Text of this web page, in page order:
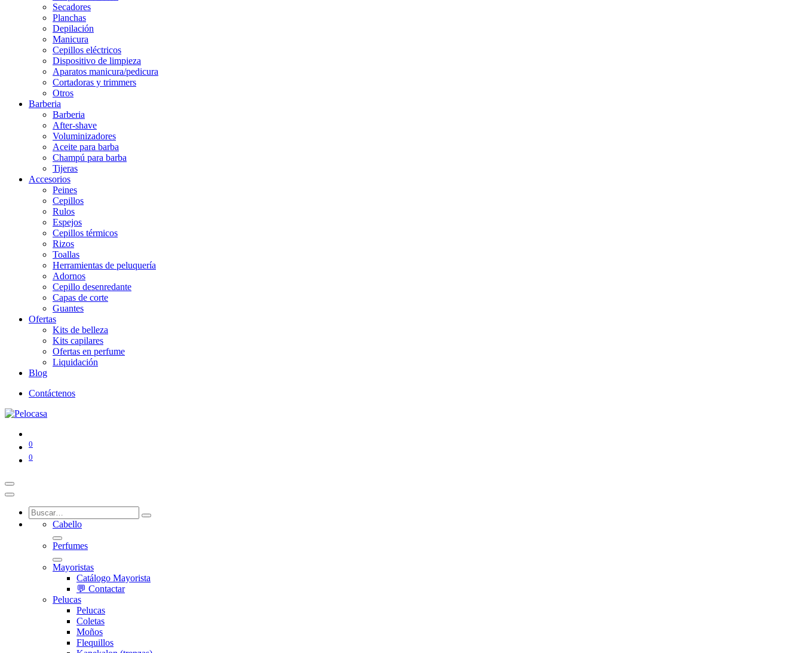
Secadores
Planchas
Depilación
Manicura
Cepillos eléctricos
Dispositivo de limpieza
Aparatos manicura/pedicura
Cortadoras y trimmers
Otros
Barberia
Barberia
After-shave
Voluminizadores
Aceite para barba
Champú para barba
Tijeras
Accesorios
Peines
Cepillos
Rulos
Espejos
Cepillos térmicos
Rizos
Toallas
Herramientas de peluquería
Adornos
Cepillo desenredante
Capas de corte
Guantes
Ofertas
Kits de belleza
Kits capilares
Ofertas en perfume
Liquidación
Blog
Contáctenos
0
0
Cabello
Perfumes
Mayoristas
Catálogo Mayorista
💬 Contactar
Pelucas
Pelucas
Coletas
Moños
Flequillos